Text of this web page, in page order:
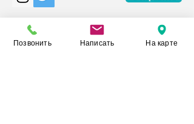
Позвонить Написать На карте